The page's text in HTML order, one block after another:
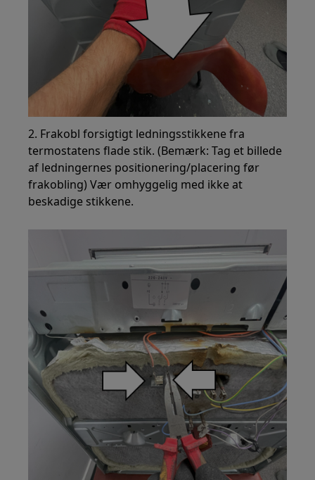
2. Frakobl forsigtigt ledningsstikkene fra
termostatens flade stik. (Bemærk: Tag et billede
af ledningernes positionering/placering før
frakobling) Vær omhyggelig med ikke at
beskadige stikkene.